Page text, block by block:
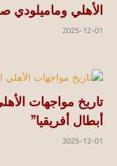
الأهلي وماميلودي
2025-12-01
تاريخ مواجهات
أبطال أفريقيا”
2025-12-01